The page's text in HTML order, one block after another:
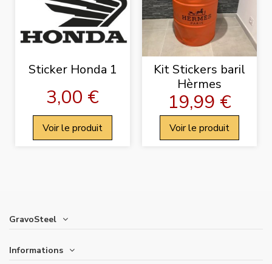
Sticker Honda 1
3,00 €
Voir le produit
Kit Stickers baril
Hèrmes
19,99 €
Voir le produit
GravoSteel
Informations